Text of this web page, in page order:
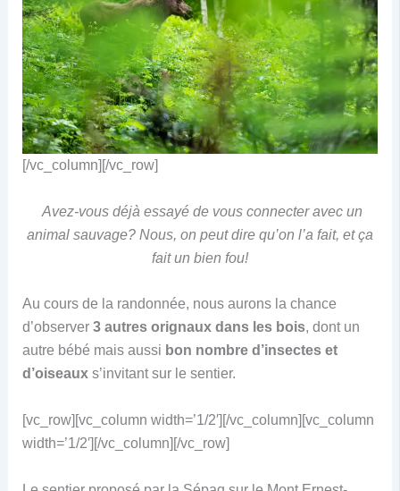
[/vc_column][/vc_row]
Avez-vous déjà essayé de vous connecter avec un
animal sauvage? Nous, on peut dire qu’on l’a fait, et ça
fait un bien fou!
Au cours de la randonnée, nous aurons la chance
d’observer 3 autres orignaux dans les bois, dont un
autre bébé mais aussi bon nombre d’insectes et
d’oiseauxs’invitant sur le sentier.
[vc_row][vc_column width=’1/2′] [/vc_column][vc_column
width=’1/2′] [/vc_column][/vc_row]